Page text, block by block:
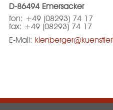
D-86494 Emersacker
fon: +49 (08293) 74 17
fax: +49 (08293) 74 17
E-Mail: